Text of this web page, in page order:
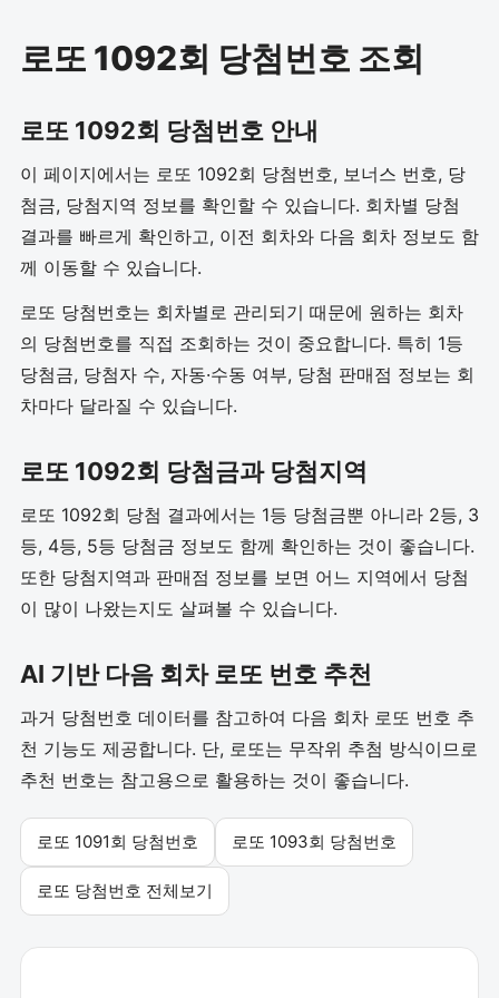
로또 1092회 당첨번호 조회
로또 1092회 당첨번호 안내
이 페이지에서는 로또 1092회 당첨번호, 보너스 번호, 당
첨금, 당첨지역 정보를 확인할 수 있습니다. 회차별 당첨
결과를 빠르게 확인하고, 이전 회차와 다음 회차 정보도 함
께 이동할 수 있습니다.
로또 당첨번호는 회차별로 관리되기 때문에 원하는 회차
의 당첨번호를 직접 조회하는 것이 중요합니다. 특히 1등
당첨금, 당첨자 수, 자동·수동 여부, 당첨 판매점 정보는 회
차마다 달라질 수 있습니다.
로또 1092회 당첨금과 당첨지역
로또 1092회 당첨 결과에서는 1등 당첨금뿐 아니라 2등, 3
등, 4등, 5등 당첨금 정보도 함께 확인하는 것이 좋습니다.
또한 당첨지역과 판매점 정보를 보면 어느 지역에서 당첨
이 많이 나왔는지도 살펴볼 수 있습니다.
AI 기반 다음 회차 로또 번호 추천
과거 당첨번호 데이터를 참고하여 다음 회차 로또 번호 추
천 기능도 제공합니다. 단, 로또는 무작위 추첨 방식이므로
추천 번호는 참고용으로 활용하는 것이 좋습니다.
로또 1091회 당첨번호 로또 1093회 당첨번호
로또 당첨번호 전체보기